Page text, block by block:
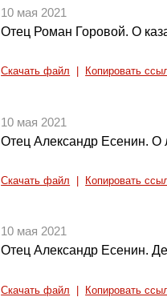
10 мая 2021
Отец Роман Горовой. О
Скачать файл Копировать
10 мая 2021
Отец Александр Есенин.
Скачать файл Копировать
10 мая 2021
Отец Александр Есенин.
Скачать файл Копировать